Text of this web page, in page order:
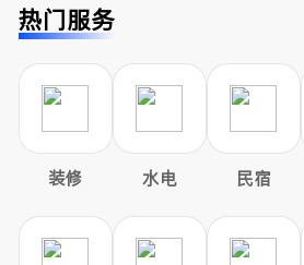
热门服务
装修 水电 民宿